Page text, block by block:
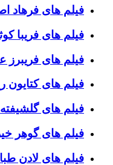
فیلم های فرهاد
فیلم های فریبا
فیلم های فریبرز
فیلم های کتایون
فیلم های
فیلم های گوهر
فیلم های لادن